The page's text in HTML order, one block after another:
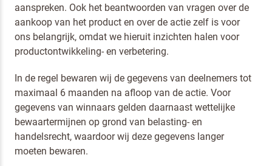
aanspreken. Ook het beantwoorden van vragen over de
aankoop van het product en over de actie zelf is voor
ons belangrijk, omdat we hieruit inzichten halen voor
productontwikkeling- en verbetering.
In de regel bewaren wij de gegevens van deelnemers tot
maximaal 6 maanden na afloop van de actie. Voor
gegevens van winnaars gelden daarnaast wettelijke
bewaartermijnen op grond van belasting- en
handelsrecht, waardoor wij deze gegevens langer
moeten bewaren.